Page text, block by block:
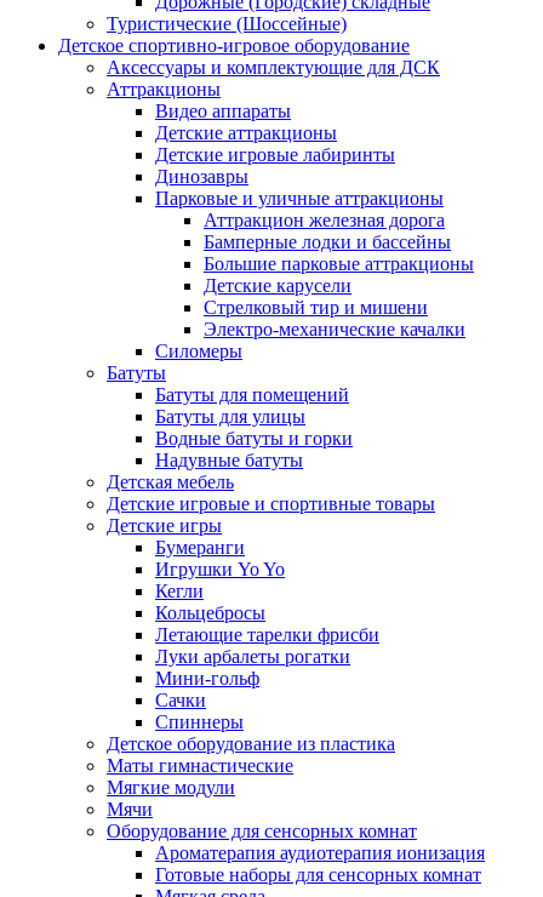
Туристические (Шоссейные)
Детское спортивно-игровое оборудование
Аксессуары и комплектующие для ДСК
Аттракционы
Видео аппараты
Детские аттракционы
Детские игровые лабиринты
Динозавры
Парковые и уличные аттракционы
Аттракцион железная дорога
Бамперные лодки и бассейны
Большие парковые аттракционы
Детские карусели
Стрелковый тир и мишени
Электро-механические качалки
Силомеры
Батуты
Батуты для помещений
Батуты для улицы
Водные батуты и горки
Надувные батуты
Детская мебель
Детские игровые и спортивные товары
Детские игры
Бумеранги
Игрушки Yo Yo
Кегли
Кольцебросы
Летающие тарелки фрисби
Луки арбалеты рогатки
Мини-гольф
Сачки
Спиннеры
Детское оборудование из пластика
Маты гимнастические
Мягкие модули
Мячи
Оборудование для сенсорных комнат
Ароматерапия аудиотерапия ионизация
Готовые наборы для сенсорных комнат